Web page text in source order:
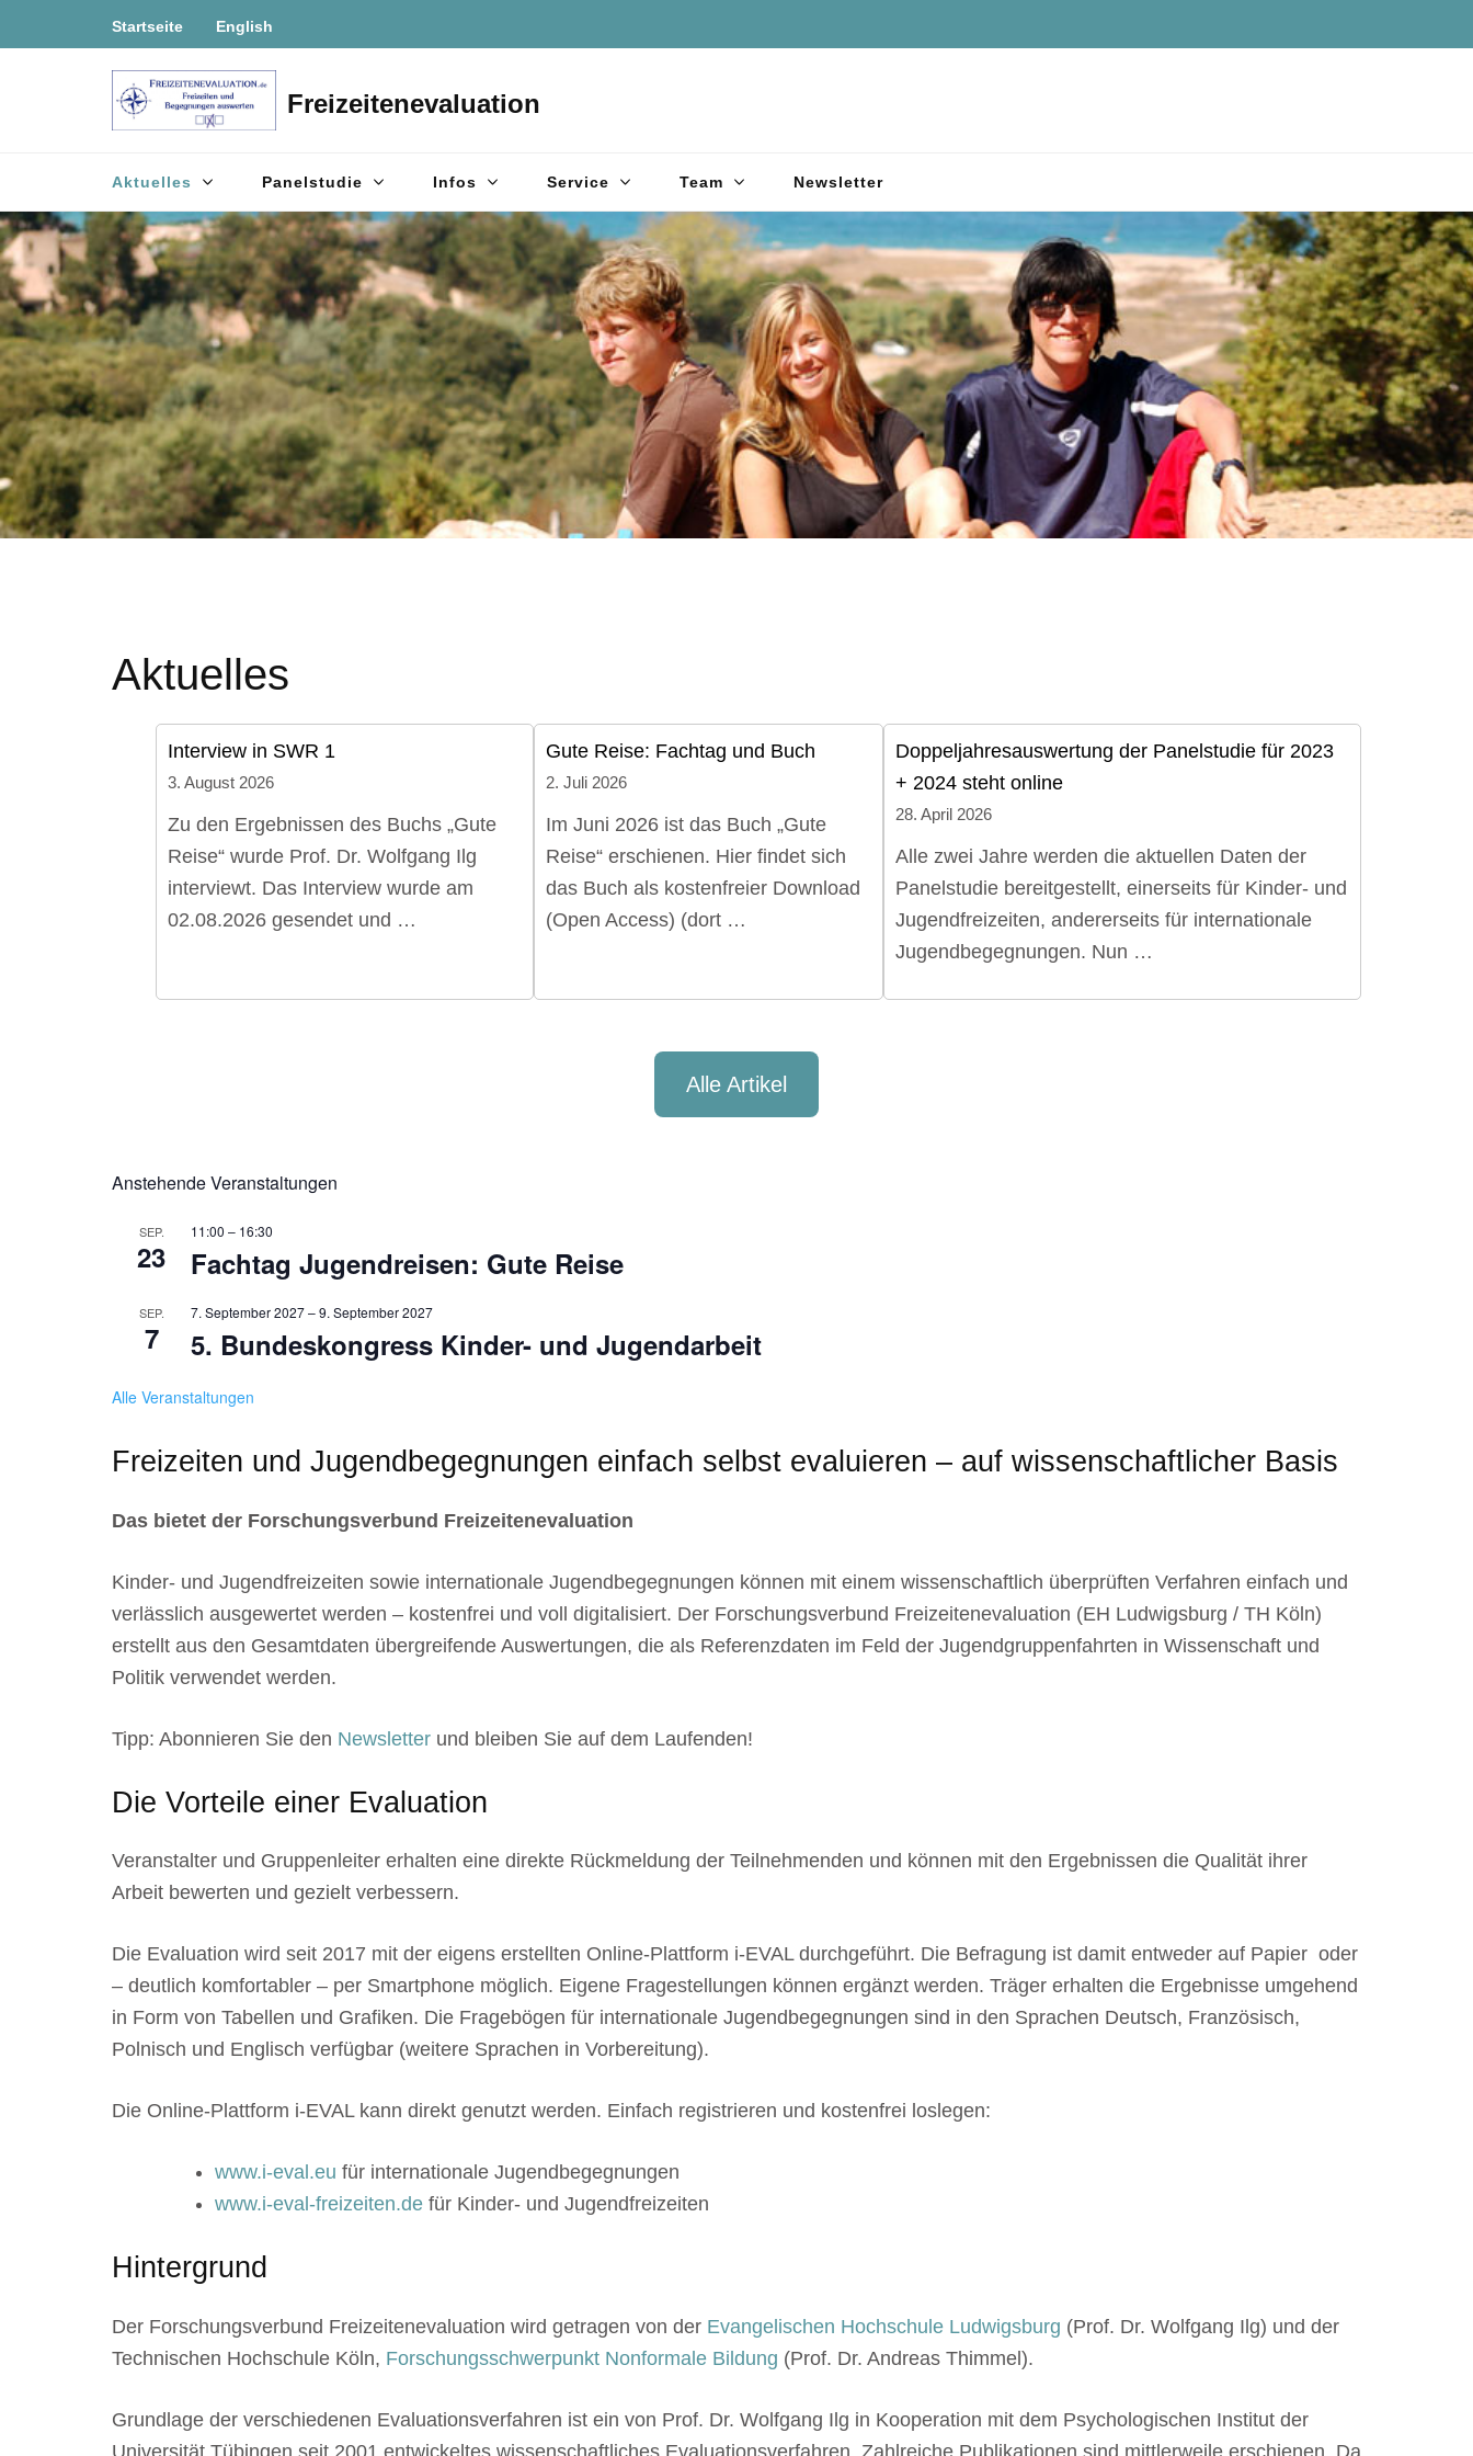
Inhalt
Startseite English
Freizeitenevaluation
Aktuelles Panelstudie Infos Service Team Newsletter
Aktuelles
Interview in SWR 1
3. August 2026
Zu den Ergebnissen des Buchs „Gute
Reise“ wurde Prof. Dr. Wolfgang Ilg
interviewt. Das Interview wurde am
02.08.2026 gesendet und …
Gute Reise: Fachtag und Buch
2. Juli 2026
Im Juni 2026 ist das Buch „Gute
Reise“ erschienen. Hier findet sich
das Buch als kostenfreier Download
(Open Access) (dort …
Doppeljahresauswertung der Panelstudie für 2023
+ 2024 steht online
28. April 2026
Alle zwei Jahre werden die aktuellen Daten der
Panelstudie bereitgestellt, einerseits für Kinder- und
Jugendfreizeiten, andererseits für internationale
Jugendbegegnungen. Nun …
Alle Artikel
Anstehende Veranstaltungen
SEP.
23
11:00 – 16:30
Fachtag Jugendreisen: Gute Reise
SEP.
7
7. September 2027–9. September 2027
5. Bundeskongress Kinder- und Jugendarbeit
Alle Veranstaltungen
Freizeiten und Jugendbegegnungen einfach selbst evaluieren – auf wissenschaftlicher Basis
Das bietet der Forschungsverbund Freizeitenevaluation
Kinder- und Jugendfreizeiten sowie internationale Jugendbegegnungen können mit einem wissenschaftlich überprüften Verfahren einfach und
verlässlich ausgewertet werden – kostenfrei und voll digitalisiert. Der Forschungsverbund Freizeitenevaluation (EH Ludwigsburg / TH Köln)
erstellt aus den Gesamtdaten übergreifende Auswertungen, die als Referenzdaten im Feld der Jugendgruppenfahrten in Wissenschaft und
Politik verwendet werden.
Tipp: Abonnieren Sie den Newsletter und bleiben Sie auf dem Laufenden!
Die Vorteile einer Evaluation
Veranstalter und Gruppenleiter erhalten eine direkte Rückmeldung der Teilnehmenden und können mit den Ergebnissen die Qualität ihrer
Arbeit bewerten und gezielt verbessern.
Die Evaluation wird seit 2017 mit der eigens erstellten Online-Plattform i-EVAL durchgeführt. Die Befragung ist damit entweder auf Papier oder
– deutlich komfortabler – per Smartphone möglich. Eigene Fragestellungen können ergänzt werden. Träger erhalten die Ergebnisse umgehend
in Form von Tabellen und Grafiken. Die Fragebögen für internationale Jugendbegegnungen sind in den Sprachen Deutsch, Französisch,
Polnisch und Englisch verfügbar (weitere Sprachen in Vorbereitung).
Die Online-Plattform i-EVAL kann direkt genutzt werden. Einfach registrieren und kostenfrei loslegen:
www.i-eval.eu für internationale Jugendbegegnungen
www.i-eval-freizeiten.de für Kinder- und Jugendfreizeiten
Hintergrund
Der Forschungsverbund Freizeitenevaluation wird getragen von der Evangelischen Hochschule Ludwigsburg (Prof. Dr. Wolfgang Ilg) und der
Technischen Hochschule Köln, Forschungsschwerpunkt Nonformale Bildung (Prof. Dr. Andreas Thimmel).
Grundlage der verschiedenen Evaluationsverfahren ist ein von Prof. Dr. Wolfgang Ilg in Kooperation mit dem Psychologischen Institut der
Universität Tübingen seit 2001 entwickeltes wissenschaftliches Evaluationsverfahren. Zahlreiche Publikationen sind mittlerweile erschienen. Da